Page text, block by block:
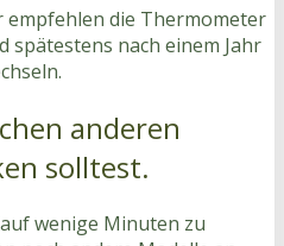
empfehlen die Thermometer
nach einem Jahr
anderen
solltest.
wenige Minuten zu